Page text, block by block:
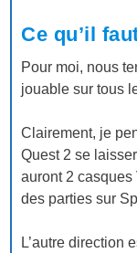
Ce qu’il
Pour moi, nous
jouable sur tous
Clairement, je
Quest 2 se
auront 2
des parties sur
L’autre direction